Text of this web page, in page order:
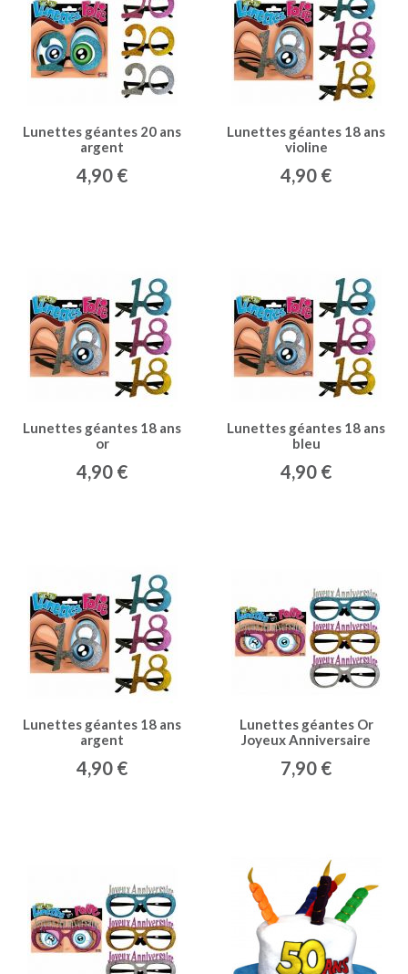
Lunettes géantes 20 ans
argent
4,90 €
Lunettes géantes 18 ans
violine
4,90 €
Lunettes géantes 18 ans
or
4,90 €
Lunettes géantes 18 ans
bleu
4,90 €
Lunettes géantes 18 ans
argent
4,90 €
Lunettes géantes Or
Joyeux Anniversaire
7,90 €